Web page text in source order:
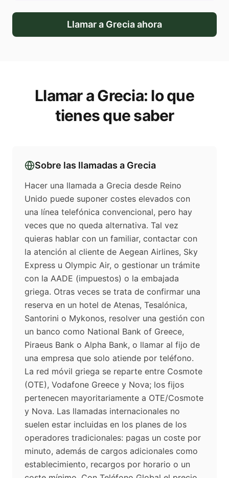
Llamar a Greciaahora
Llamar aGrecia: lo que
tienes que saber
Sobre las llamadas a Grecia
Hacer una llamada a Grecia desde Reino
Unido puede suponer costes elevados con
una línea telefónica convencional, pero hay
veces que no queda alternativa. Tal vez
quieras hablar con un familiar, contactar con
la atención al cliente de Aegean Airlines, Sky
Express u Olympic Air, o gestionar un trámite
con la AADE (impuestos) o la embajada
griega. Otras veces se trata de confirmar una
reserva en un hotel de Atenas, Tesalónica,
Santorini o Mykonos, resolver una gestión con
un banco como National Bank of Greece,
Piraeus Bank o Alpha Bank, o llamar al fijo de
una empresa que solo atiende por teléfono.
La red móvil griega se reparte entre Cosmote
(OTE), Vodafone Greece y Nova; los fijos
pertenecen mayoritariamente a OTE/Cosmote
y Nova. Las llamadas internacionales no
suelen estar incluidas en los planes de los
operadores tradicionales: pagas un coste por
minuto, además de cargos adicionales como
establecimiento, recargos por horario o un